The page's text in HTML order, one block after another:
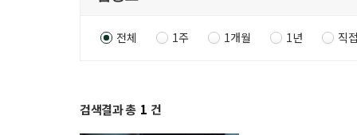
전체 1주 1개월 1년 직
검색결과 총 1 건